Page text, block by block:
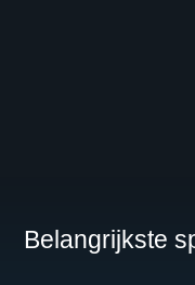
Belangrijkste